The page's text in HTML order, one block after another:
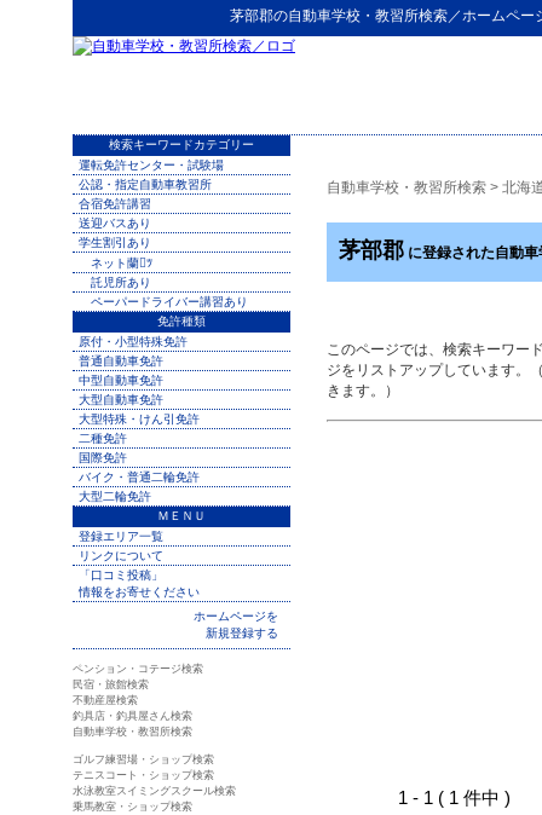
茅部郡の自動車学校・教習所検索／ホームペー
自動車学校・教習所検索 > 北海
茅部郡 に登録された自動
このページでは、検索キーワー
ジをリストアップしています。
きます。）
1 - 1 ( 1 件中 )
検索キーワードカテゴリー
運転免許センター・試験場
公認・指定自動車教習所
合宿免許講習
送迎バスあり
学生割引あり
ネット蘭ﾂ
託児所あり
ペーパードライバー講習あり
免許種類
原付・小型特殊免許
普通自動車免許
中型自動車免許
大型自動車免許
大型特殊・けん引免許
二種免許
国際免許
バイク・普通二輪免許
大型二輪免許
ＭＥＮＵ
登録エリア一覧
リンクについて
「口コミ投稿」
情報をお寄せください
ホームページを
新規登録する
ペンション・コテージ検索
民宿・旅館検索
不動産屋検索
釣具店・釣具屋さん検索
自動車学校・教習所検索
ゴルフ練習場・ショップ検索
テニスコート・ショップ検索
水泳教室スイミングスクール検索
乗馬教室・ショップ検索